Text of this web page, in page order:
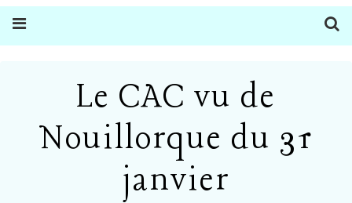
Le CAC vu de
Nouillorque du 31
janvier